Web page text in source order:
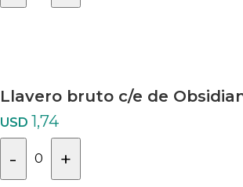
Llavero bruto c/e de
USD 1,74
- 0 +